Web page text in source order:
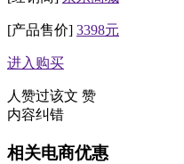
[产品售价] 3398元
进入购买
人赞过该文 赞
内容纠错
相关电商优惠